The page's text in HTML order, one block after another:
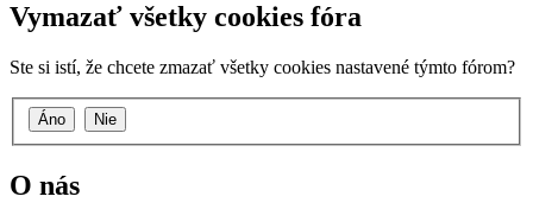
Vymazať všetky cookies fóra
Ste si istí, že chcete zmazať všetky cookies nastavené týmto fórom?
O nás